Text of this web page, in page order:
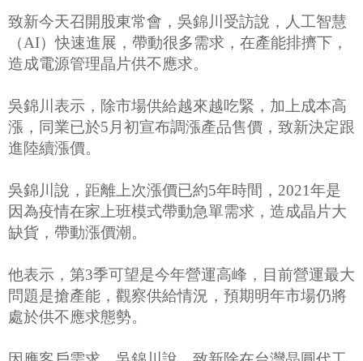
致新今天召開股東常會，吳錦川受訪說，人工智慧
（AI）快速進展，帶動很多需求，在產能排擠下，
造成電源管理晶片供不應求。
吳錦川表示，除市場供給越來越吃緊，加上成本高
漲，同業已於5月初宣布調漲產品售價，致新決定跟
進陸續漲價。
吳錦川說，距離上次漲價已約5年時間，2021年是
因為疫情在家上班模式帶動急單需求，造成晶片大
缺貨，帶動漲價潮。
他表示，第3季可望是今年營運高峰，目前營運最大
問題是搶產能，觀察供給情況，預期明年市場仍將
處於供不應求態勢。